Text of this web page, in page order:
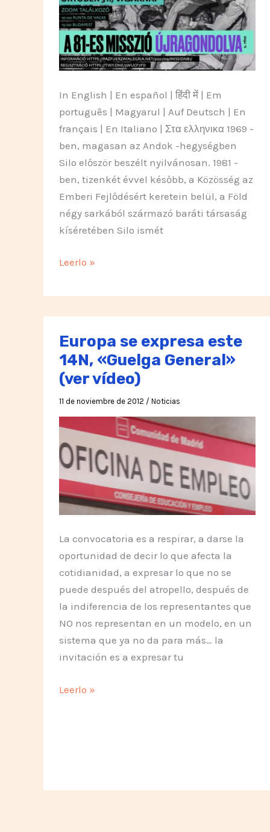
message
est
lancé
vers
In English | En español | हिंदी में | Em
português | Magyarul | Auf Deutsch | En
français | En Italiano | Στα ελληνικα 1969 -
ben, magasan az Andok -hegységben
Silo először beszélt nyilvánosan. 1981 -
ben, tizenkét évvel később, a Közösség az
Emberi Fejlődésért keretein belül, a Föld
négy sarkából származó baráti társaság
kíséretében Silo ismét
Van
jövő:
később
üzenetet
küldtek
a
jövő
felé
Leerlo »
Europa se expresa este
14N, «Guelga General»
(ver vídeo)
11 de noviembre de 2012 / Noticias
La convocatoria es a respirar, a darse la
oportunidad de decir lo que afecta la
cotidianidad, a expresar lo que no se
puede después del atropello, después de
la indiferencia de los representantes que
NO nos representan en un modelo, en un
sistema que ya no da para más… la
invitación es a expresar tu
Europa
General»
Leerlo »